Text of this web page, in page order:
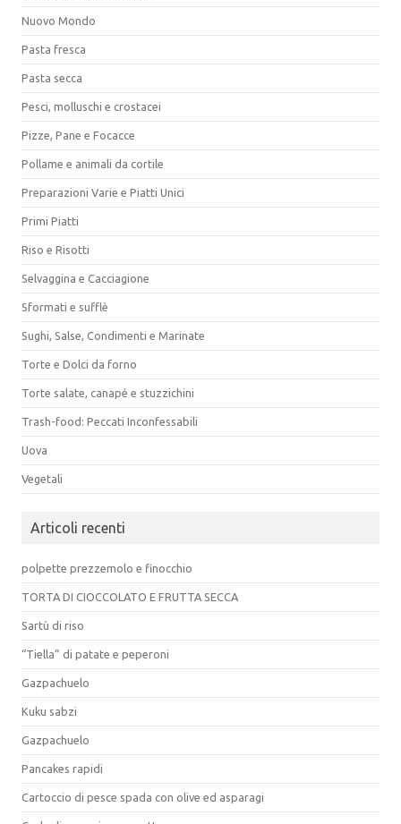
Nuovo Mondo
Pasta fresca
Pasta secca
Pesci, molluschi e crostacei
Pizze, Pane e Focacce
Pollame e animali da cortile
Preparazioni Varie e Piatti Unici
Primi Piatti
Riso e Risotti
Selvaggina e Cacciagione
Sformati e sufflè
Sughi, Salse, Condimenti e Marinate
Torte e Dolci da forno
Torte salate, canapé e stuzzichini
Trash-food: Peccati Inconfessabili
Uova
Vegetali
Articoli recenti
polpette prezzemolo e finocchio
TORTA DI CIOCCOLATO E FRUTTA SECCA
Sartù di riso
“Tiella” di patate e peperoni
Gazpachuelo
Kuku sabzi
Gazpachuelo
Pancakes rapidi
Cartoccio di pesce spada con olive ed asparagi